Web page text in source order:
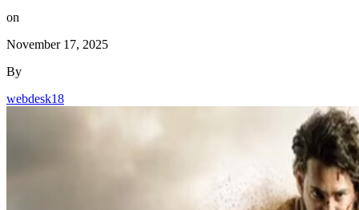
on
November 17, 2025
By
webdesk18